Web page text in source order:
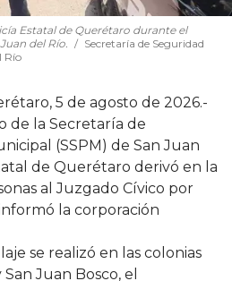
Estatal de Querétaro durante el
del Río.
Secretaría de Seguridad
Río
5 de agosto de 2026.-
de la Secretaría de
(SSPM) de San Juan
de Querétaro derivó en la
al Juzgado Cívico por
la corporación
se realizó en las colonias
Juan Bosco, el